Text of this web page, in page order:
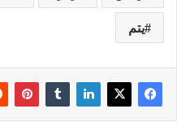
يتم